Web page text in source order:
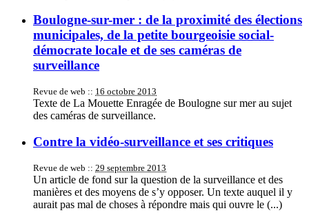
Boulogne-sur-mer : de la proximité des élections
municipales, de la petite bourgeoisie social-
démocrate locale et de ses caméras de
surveillance
Revue de web :: 16 octobre 2013
Texte de La Mouette Enragée de Boulogne sur mer au sujet
des caméras de surveillance.
Contre la vidéo-surveillance et ses critiques
Revue de web :: 29 septembre 2013
Un article de fond sur la question de la surveillance et des
manières et des moyens de s’y opposer. Un texte auquel il y
aurait pas mal de choses à répondre mais qui ouvre le (...)